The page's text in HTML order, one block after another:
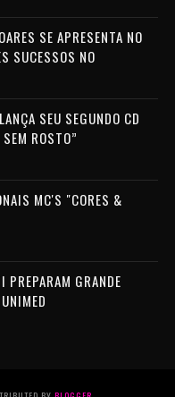
SE APRESENTA NO
SUCESSOS NO
SEU SEGUNDO CD
ROSTO”
MC'S "CORES &
PREPARAM GRANDE